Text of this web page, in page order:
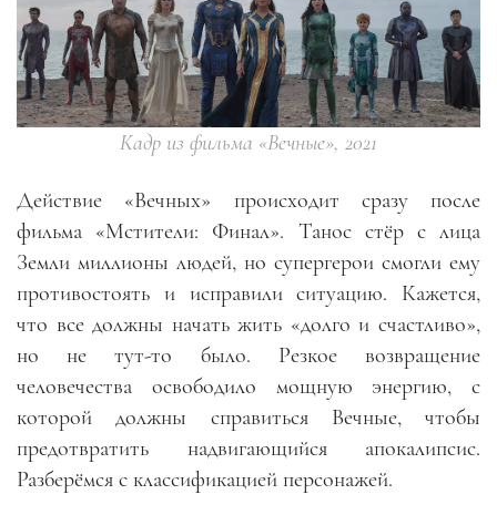
Кадр из фильма «Вечные», 2021
Действие «Вечных» происходит сразу после
фильма «Мстители: Финал». Танос стёр с лица
Земли миллионы людей, но супергерои смогли ему
противостоять и исправили ситуацию. Кажется,
что все должны начать жить «долго и счастливо»,
но не тут-то было. Резкое возвращение
человечества освободило мощную энергию, с
которой должны справиться Вечные, чтобы
предотвратить надвигающийся апокалипсис.
Разберёмся с классификацией персонажей.